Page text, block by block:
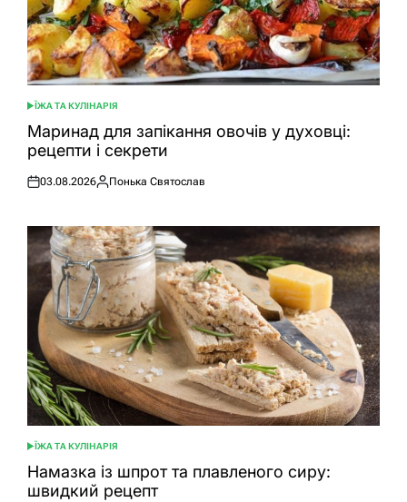
ОПУБЛІКУВАТИ
У
ЇЖА ТА КУЛІНАРІЯ
Маринад для запікання овочів у духовці:
рецепти і секрети
Оприлюднено
03.08.2026
Опубліковано
Понька Святослав
ОПУБЛІКУВАТИ
У
ЇЖА ТА КУЛІНАРІЯ
Намазка із шпрот та плавленого сиру:
швидкий рецепт